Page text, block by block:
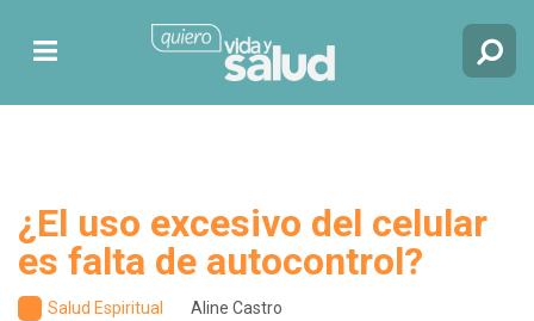
¿El uso excesivo del celular
es falta de autocontrol?
Salud Espiritual Aline Castro